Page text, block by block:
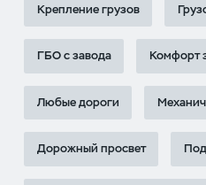
Крепление грузов
ГБО с завода Комфорт
Любые дороги
Дорожный просвет